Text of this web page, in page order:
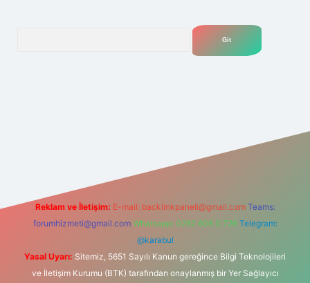
Reklam ve İletişim: E-mail: backlinkpaneli@gmail.com Teams:
forumhizmeti@gmail.com Whatsapp: 0262 606 0 726 Telegram:
@karabul
Yasal Uyarı: Sitemiz, 5651 Sayılı Kanun gereğince Bilgi Teknolojileri
ve İletişim Kurumu (BTK) tarafından onaylanmış bir Yer Sağlayıcı